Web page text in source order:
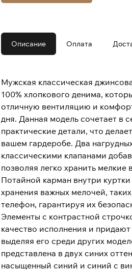
Описание Оплата
Мужская классическая
100% хлопкового денима,
отличную вентиляцию и
дня. Данная модель сочетает в
практические детали, что
вашем гардеробе. Два
классическими клапанами
позволяя легко хранить мелкие
Потайной карман внутри
хранения важных мелочей,
телефон, гарантируя их
Элементы с контрастной
качество исполнения и
выделяя его среди других
представлена в двух синих
насыщенный синий и синий с